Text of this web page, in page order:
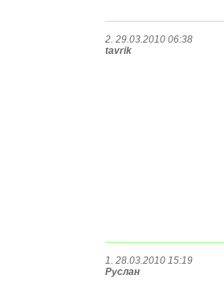
2. 29.03.2010 06:38
tavrik
1. 28.03.2010 15:19
Руслан